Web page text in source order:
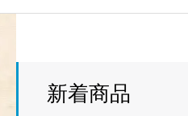
新着商品